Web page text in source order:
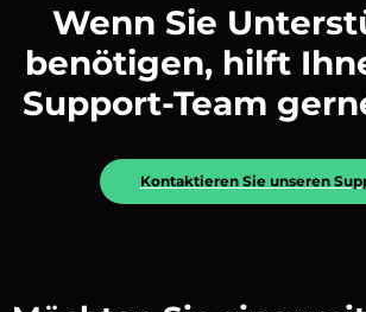
Wenn Sie
benötigen, hilft
Support-Team
Kontaktieren Sie unseren